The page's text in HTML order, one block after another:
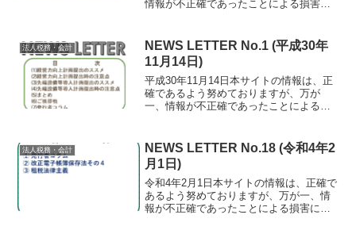
情報が不正確であったことによる損害に
しなければならない事項があります。
中小企業にも要求...
法人税務・会計
NEWS LETTER No.1 (平成30年
11月14日)
平成30年11月14日本サイトの情報は、正
確であるよう努めておりますが、万が
一、情報が不正確であったことによる損
とややこしい経営力向上計画(中小企業経
営強化税制等)と先...
法人税務・会計
NEWS LETTER No.18 (令和4年2
月1日)
令和4年2月1日本サイトの情報は、正確で
あるよう努めておりますが、万が一、情
報が不正確であったことによる損害につ